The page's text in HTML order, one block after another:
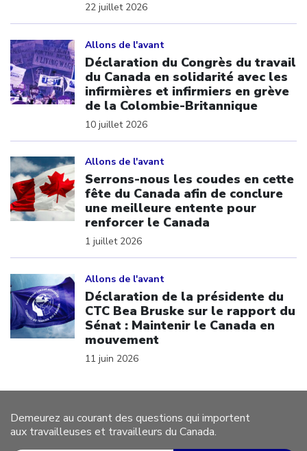
22 juillet 2026
Allons de l'avant
Déclaration du Congrès du travail
du Canada en solidarité avec les
infirmières et infirmiers en grève
de la Colombie-Britannique
10 juillet 2026
Allons de l'avant
Serrons-nous les coudes en cette
fête du Canada afin de conclure
une meilleure entente pour
renforcer le Canada
1 juillet 2026
Allons de l'avant
Déclaration de la présidente du
CTC Bea Bruske sur le rapport du
Sénat : Maintenir le Canada en
mouvement
11 juin 2026
Demeurez au courant des questions qui importent
aux travailleuses et travailleurs du Canada.